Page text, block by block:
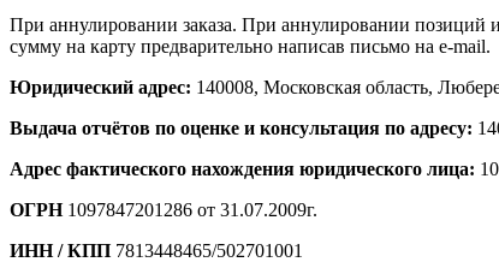
При аннулировании заказа. При аннулировании позиций
сумму на карту предварительно написав письмо на e-mail.
Юридический адрес: 140008, Московская область,
Выдача отчётов по оценке и консультация по адресу:
Адрес фактического нахождения юридического лица:
ОГРН1097847201286 от 31.07.2009г.
ИНН / КПП 7813448465/502701001